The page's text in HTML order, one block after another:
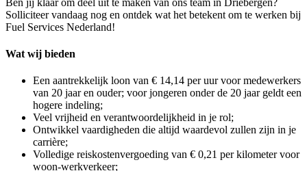
Solliciteer vandaag nog en ontdek wat het betekent om te werken bij
Fuel Services Nederland!
Wat wij bieden
Een aantrekkelijk loon van € 14,14 per uur voor medewerkers
van 20 jaar en ouder; voor jongeren onder de 20 jaar geldt een
hogere indeling;
Veel vrijheid en verantwoordelijkheid in je rol;
Ontwikkel vaardigheden die altijd waardevol zullen zijn in je
carrière;
Volledige reiskostenvergoeding van € 0,21 per kilometer voor
woon-werkverkeer;